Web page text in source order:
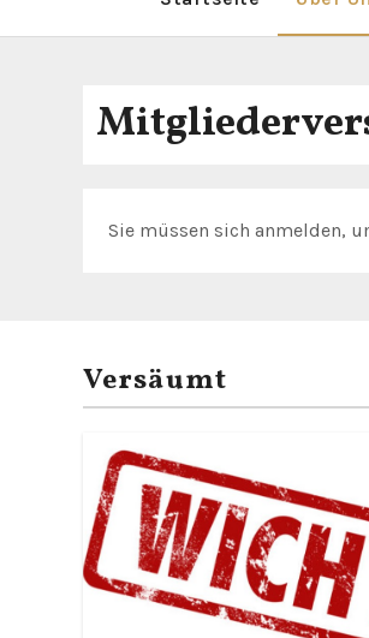
Sie müssen sich anmelden,
Versäumt